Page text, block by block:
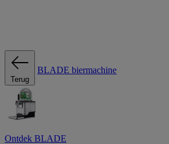
Terug
BLADE biermachine
Ontdek BLADE